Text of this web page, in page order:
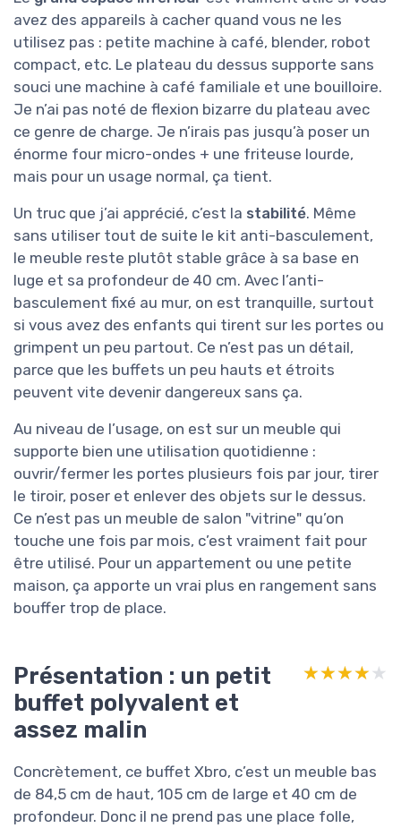
avez des appareils à cacher quand vous ne les
utilisez pas : petite machine à café, blender, robot
compact, etc. Le plateau du dessus supporte sans
souci une machine à café familiale et une bouilloire.
Je n’ai pas noté de flexion bizarre du plateau avec
ce genre de charge. Je n’irais pas jusqu’à poser un
énorme four micro-ondes + une friteuse lourde,
mais pour un usage normal, ça tient.
Un truc que j’ai apprécié, c’est la stabilité. Même
sans utiliser tout de suite le kit anti-basculement,
le meuble reste plutôt stable grâce à sa base en
luge et sa profondeur de 40 cm. Avec l’anti-
basculement fixé au mur, on est tranquille, surtout
si vous avez des enfants qui tirent sur les portes ou
grimpent un peu partout. Ce n’est pas un détail,
parce que les buffets un peu hauts et étroits
peuvent vite devenir dangereux sans ça.
Au niveau de l’usage, on est sur un meuble qui
supporte bien une utilisation quotidienne :
ouvrir/fermer les portes plusieurs fois par jour, tirer
le tiroir, poser et enlever des objets sur le dessus.
Ce n’est pas un meuble de salon "vitrine" qu’on
touche une fois par mois, c’est vraiment fait pour
être utilisé. Pour un appartement ou une petite
maison, ça apporte un vrai plus en rangement sans
bouffer trop de place.
Présentation : un petit
buffet polyvalent et
assez malin
★★★★★
★★★★★
Concrètement, ce buffet Xbro, c’est un meuble bas
de 84,5 cm de haut, 105 cm de large et 40 cm de
profondeur. Donc il ne prend pas une place folle,